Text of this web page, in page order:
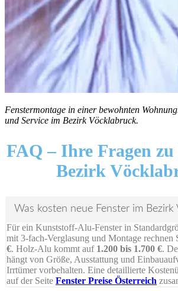
Fenstermontage in einer bewohnten
und Service im Bezirk Vöcklabruck.
FAQ – Ihre Fragen
Bezirk
Was kosten neue Fenster im Bezirk
Für ein Kunststoff-Alu-Fenster in
mit 3-fach-Verglasung und Montage rechnen
€. Holz-Alu kommt auf 1.200 bis 1.700 €.
hängt von Größe, Ausstattung und
Irrtümer vorbehalten. Eine detaillierte
auf der Seite Fenster Preise Österreich